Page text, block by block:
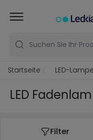
Suchen Sie Ihr
Startseite LED-
LED
Filter